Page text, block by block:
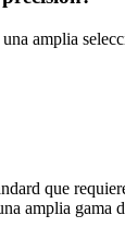
amplia
que
amplia